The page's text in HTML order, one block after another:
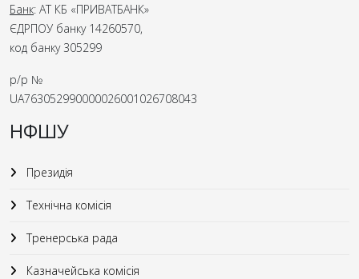
Банк: АТ КБ «ПРИВАТБАНК»
ЄДРПОУ банку 14260570,
код банку 305299
р/р №
UA763052990000026001026708043
НФШУ
Президія
Технічна комісія
Тренерська рада
Казначейська комісія